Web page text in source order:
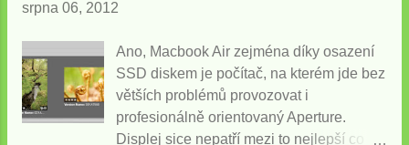
osobní postřehy: Tak ano nebo ne?
hodnocením. Koho bude zajímat jak jsem
k němu došel, může pak číst zbytek.
Pokud chcete světelný objektiv s
rozsahem 24-70mm pro plný formát i
srpna 06, 2012
Ano, Macbook Air zejména díky osazení
SSD diskem je počítač, na kterém jde bez
větších problémů provozovat i
profesionálně orientovaný Aperture.
Displej sice nepatří mezi to nejlepší co